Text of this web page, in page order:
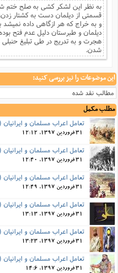
به نظر این لشکر کشی به صلح ختم
قسمتی از دیلمان دست به کشتار
و به خراج که هر ازگاهی داده نمیشد
هجرت و به تدریج در طی تبلیغ حنبلی
شدن.
این موضوعات را نیز بررسی کنید:
مطالب نقد شده
مطلب مکمل
تعامل اعراب مسلمان و ایرانیان (1) چند نکته مقدماتی
31 فروردین 1397, 12:12
31 فروردین 1397, 12:40
تعامل اعراب مسلمان و ایرانیان (3) گرایش اختیاری ایرانیان به اسلام
31 فروردین 1397, 12:49
تعامل اعراب مسلمان و ایرانیان (4) علی(ع) و رابطه او با خلفا
31 فروردین 1397, 13:13
تعامل اعراب مسلمان و ایرانیان (5) علی(ع) و رابطه‌ او با ایرانیان
31 فروردین 1397, 13:23
تعامل اعراب مسلمان و ایرانیان (7) اهداف اعراب از حمله به ایران (1)
31 فروردین 1397, 14:6